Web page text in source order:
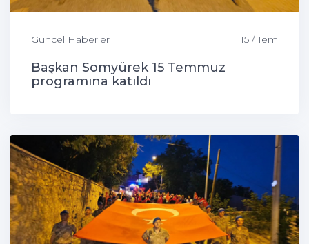
Güncel Haberler 15 / Tem
Başkan Somyürek 15 Temmuz
programına katıldı